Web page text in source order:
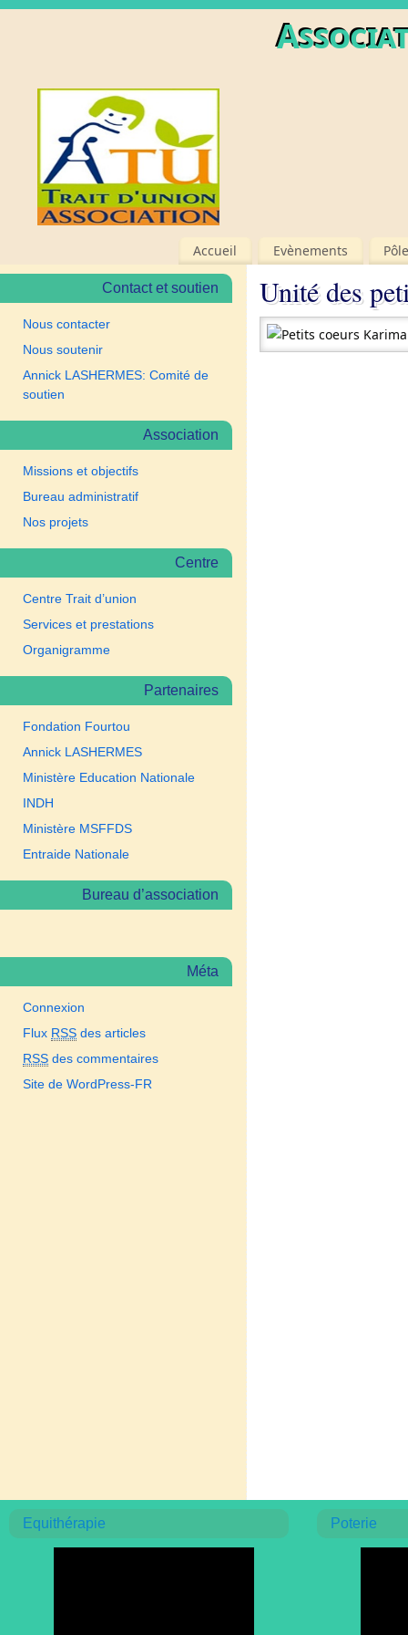
Accueil Evènements
Unité des
Contact et soutien
Nous contacter
Nous soutenir
Annick LASHERMES: Comité de
soutien
Association
Missions et objectifs
Bureau administratif
Nos projets
Centre
Centre Trait d’union
Services et prestations
Organigramme
Partenaires
Fondation Fourtou
Annick LASHERMES
Ministère Education Nationale
INDH
Ministère MSFFDS
Entraide Nationale
Bureau d’association
Méta
Connexion
Flux RSS des articles
RSS des commentaires
Site de WordPress-FR
Equithérapie Poterie